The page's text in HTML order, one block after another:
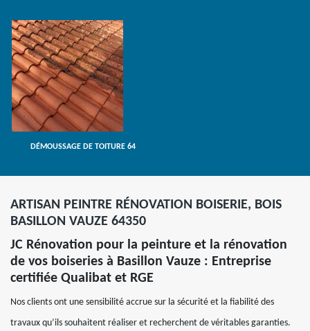
DÉMOUSSAGE DE TOITURE 64
ARTISAN PEINTRE RÉNOVATION BOISERIE, BOIS
BASILLON VAUZE 64350
JC Rénovation pour la peinture et la rénovation
de vos boiseries à Basillon Vauze : Entreprise
certifiée Qualibat et RGE
Nos clients ont une sensibilité accrue sur la sécurité et la fiabilité des
travaux qu’ils souhaitent réaliser et recherchent de véritables garanties.